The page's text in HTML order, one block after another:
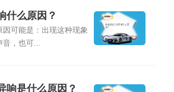
什么原因？
可能是：出现这种现象
音，也可...
响是什么原因？